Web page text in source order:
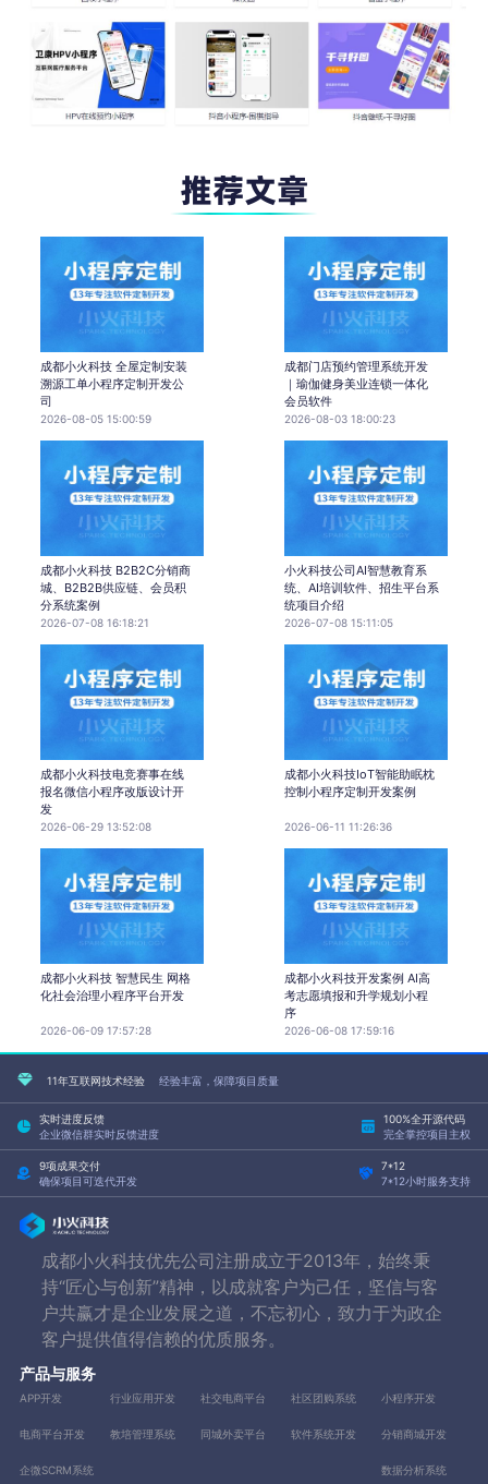
成都小火科技 全屋定制安装
溯源工单小程序定制开发公
司
2026-08-05 15:00:59
成都门店预约管理系统开发
｜瑜伽健身美业连锁一体化
会员软件
2026-08-03 18:00:23
成都小火科技 B2B2C分销商
城、B2B2B供应链、会员积
分系统案例
2026-07-08 16:18:21
小火科技公司AI智慧教育系
统、AI培训软件、招生平台系
统项目介绍
2026-07-08 15:11:05
成都小火科技电竞赛事在线
报名微信小程序改版设计开
发
2026-06-29 13:52:08
成都小火科技IoT智能助眠枕
控制小程序定制开发案例
2026-06-11 11:26:36
成都小火科技 智慧民生 网格
化社会治理小程序平台开发
2026-06-09 17:57:28
成都小火科技开发案例 AI高
考志愿填报和升学规划小程
序
2026-06-08 17:59:16
11年互联网技术经验 经验丰富，保障项目质量
实时进度反馈
企业微信群实时反馈进度
100%全开源代码
完全掌控项目主权
9项成果交付
确保项目可迭代开发
7*12
7*12小时服务支持
成都小火科技优先公司注册成立于2013年，始终秉
持“匠心与创新”精神，以成就客户为己任，坚信与客
户共赢才是企业发展之道，不忘初心，致力于为政企
客户提供值得信赖的优质服务。
产品与服务
APP开发 行业应用开发 社交电商平台 社区团购系统 小程序开发
电商平台开发 教培管理系统 同城外卖平台 软件系统开发 分销商城开发
企微SCRM系统 数据分析系统